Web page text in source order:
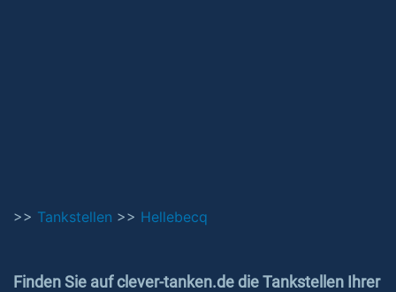
>> Tankstellen >> Hellebecq
Finden Sie auf clever-tanken.de die Tankstellen Ihrer